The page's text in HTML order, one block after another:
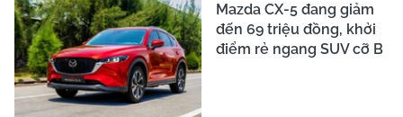
Mazda CX-5 đang giảm
đến 69 triệu đồng, khởi
điểm rẻ ngang SUV cỡ B